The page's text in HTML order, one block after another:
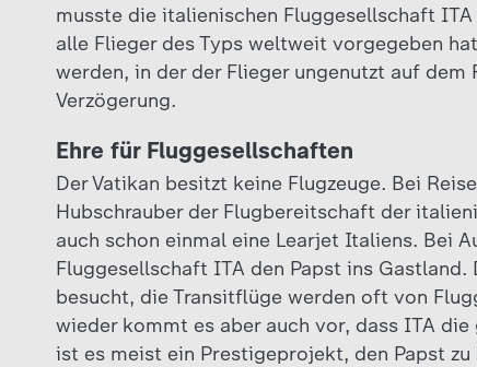
musste die italienischen Fluggesellschaft
alle Flieger des Typs weltweit vorgegeben
werden, in der der Flieger ungenutzt auf
Verzögerung.
Ehre für Fluggesellschaften
Der Vatikan besitzt keine Flugzeuge. Bei
Hubschrauber der Flugbereitschaft der
auch schon einmal eine Learjet Italiens. Bei
Fluggesellschaft ITA den Papst ins
besucht, die Transitflüge werden oft von
wieder kommt es aber auch vor, dass ITA
ist es meist ein Prestigeprojekt, den Papst